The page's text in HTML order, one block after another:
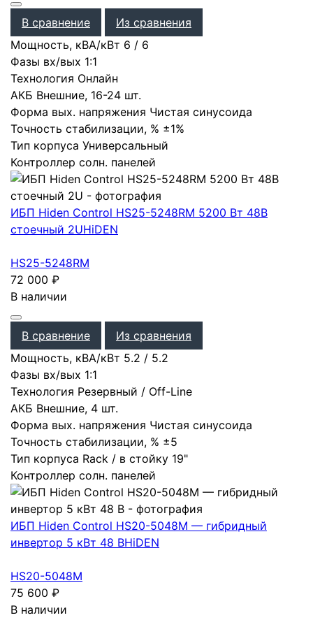
В сравнение
Из сравнения
Мощность, кВА/кВт 6 / 6
Фазы вх/вых 1:1
Технология Онлайн
АКБ Внешние, 16-24 шт.
Форма вых. напряжения Чистая синусоида
Точность стабилизации, % ±1%
Тип корпуса Универсальный
Контроллер солн. панелей
ИБП Hiden Control HS25-5248RM 5200 Вт 48В
стоечный 2UHiDEN
HS25-5248RM
72 000 ₽
В наличии
В сравнение
Из сравнения
Мощность, кВА/кВт 5.2 / 5.2
Фазы вх/вых 1:1
Технология Резервный / Off-Line
АКБ Внешние, 4 шт.
Форма вых. напряжения Чистая синусоида
Точность стабилизации, % ±5
Тип корпуса Rack / в стойку 19"
Контроллер солн. панелей
ИБП Hiden Control HS20-5048M — гибридный
инвертор 5 кВт 48 ВHiDEN
HS20-5048M
75 600 ₽
В наличии